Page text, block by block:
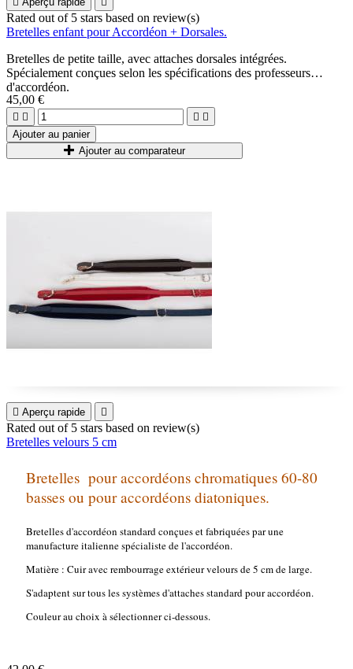
Rated out of 5 stars based on review(s)
Bretelles enfant pour Accordéon + Dorsales.
Bretelles de petite taille, avec attaches dorsales intégrées.
Spécialement conçues selon les spécifications des professeurs
d'accordéon.
Ces bretelles permettent une bonne tenue des petits instruments pour
les enfants entre 4 et 9 ans.
Leurs dimensions adaptées aux enfants apportent un confort
maximum pour les petits musiciens.
45,00 €
   
Ajouter au panier
Ajouter au comparateur
 Aperçu rapide 
Rated out of 5 stars based on review(s)
Bretelles velours 5 cm
Bretelles pour accordéons chromatiques 60-80
basses ou pour accordéons diatoniques.
Bretelles d'accordéon standard conçues et fabriquées par une
manufacture italienne spécialiste de l'accordéon.
Matière : Cuir avec rembourrage extérieur velours de 5 cm de large.
S'adaptent sur tous les systèmes d'attaches standard pour accordéon.
Couleur au choix à sélectionner ci-dessous.